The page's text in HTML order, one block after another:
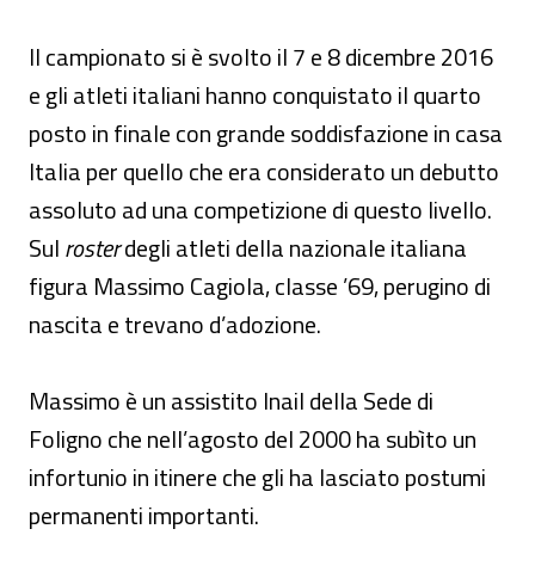
Il campionato si è svolto il 7 e 8 dicembre 2016
e gli atleti italiani hanno conquistato il quarto
posto in finale con grande soddisfazione in casa
Italia per quello che era considerato un debutto
assoluto ad una competizione di questo livello.
Sulrosterdegli atleti della nazionale italiana
figura Massimo Cagiola, classe ’69, perugino di
nascita e trevano d’adozione.
Massimo è un assistito Inail della Sede di
Foligno che nell’agosto del 2000 ha subìto un
infortunio in itinere che gli ha lasciato postumi
permanenti importanti.